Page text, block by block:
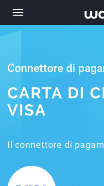
Toggle
navigation
Connettore di
CARTA DI
VISA
Il connettore di